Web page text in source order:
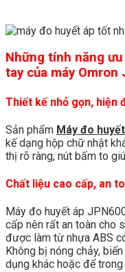
Những tính năng
tay của máy Omron
Thiết kế nhỏ gọn, hiện
Sản phẩm Máy đo
kế dạng hộp chữ nhật
thị rõ ràng, nút bấm to
Chất liệu cao cấp, an
Máy đo huyết áp
cấp nên rất an toàn cho
được làm từ nhựa ABS
Không bị nóng chảy,
dụng khác hoặc để